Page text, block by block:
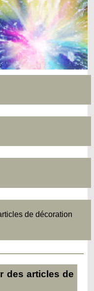
de décoration
des articles de